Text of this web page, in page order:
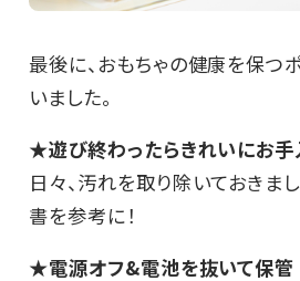
最後に、おもちゃの健康を保つ
いました。
★遊び終わったらきれいにお手
日々、汚れを取り除いておきま
書を参考に！
★電源オフ&電池を抜いて保管